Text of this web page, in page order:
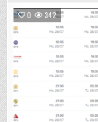
0 342